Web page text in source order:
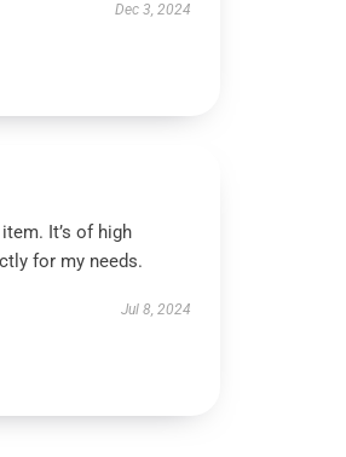
Dec 3, 2024
It’s of high
for my needs.
Jul 8, 2024